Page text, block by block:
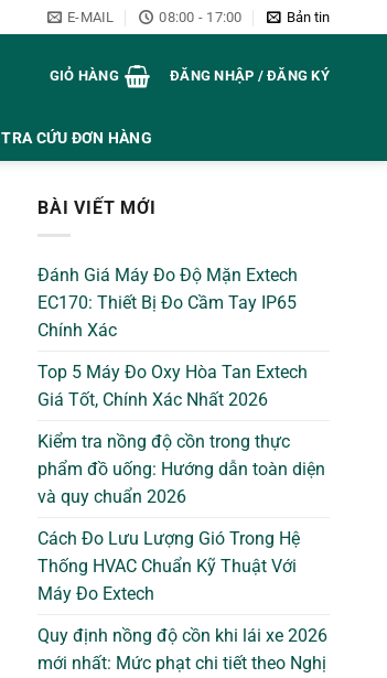
E-MAIL 08:00 - 17:00 Bản tin
GIỎ HÀNG ĐĂNG NHẬP / ĐĂNG KÝ
TRA CỨU ĐƠN HÀNG
BÀI VIẾT MỚI
Đánh Giá Máy Đo Độ Mặn Extech
EC170: Thiết Bị Đo Cầm Tay IP65
Chính Xác
Top 5 Máy Đo Oxy Hòa Tan Extech
Giá Tốt, Chính Xác Nhất 2026
Kiểm tra nồng độ cồn trong thực
phẩm đồ uống: Hướng dẫn toàn diện
và quy chuẩn 2026
Cách Đo Lưu Lượng Gió Trong Hệ
Thống HVAC Chuẩn Kỹ Thuật Với
Máy Đo Extech
Quy định nồng độ cồn khi lái xe 2026
mới nhất: Mức phạt chi tiết theo Nghị